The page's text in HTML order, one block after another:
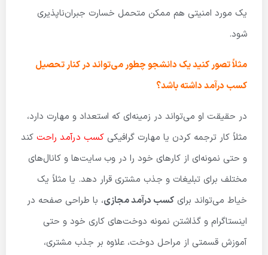
یک مورد امنیتی هم ممکن متحمل خسارت جبران‌ناپذیری
شود.
مثلاً تصور کنید یک دانشجو چطور می‌تواند در کنار تحصیل
کسب درآمد داشته باشد؟
در حقیقت او می‌تواند در زمینه‌ای که استعداد و مهارت دارد،
مثلاً کار ترجمه کردن یا مهارت گرافیکی کسب درآمد راحت کند
و حتی نمونه‌ای از کارهای خود را در وب سایت‌ها و کانال‌های
مختلف برای تبلیغات و جذب مشتری قرار دهد. یا مثلاً یک
خیاط می‌تواند برای کسب درآمد مجازی، با طراحی صفحه در
اینستاگرام و گذاشتن نمونه دوخت‌های کاری خود و حتی
آموزش قسمتی از مراحل دوخت، علاوه بر جذب مشتری،